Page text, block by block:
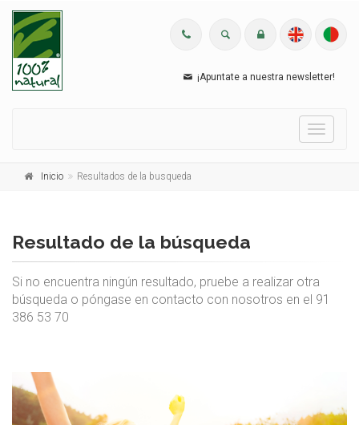
¡Apuntate a nuestra newsletter!
Menu
Inicio Resultados de la busqueda
Resultado de la búsqueda
Si no encuentra ningún resultado, pruebe a realizar otra
búsqueda o póngase en contacto con nosotros en el 91
386 53 70